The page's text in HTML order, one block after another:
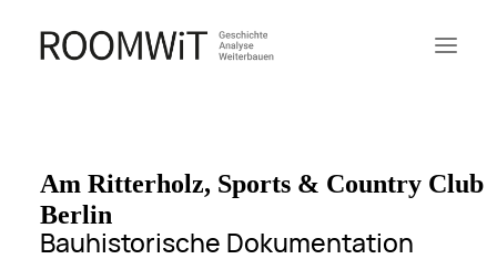
Leistungen
Am Ritterholz, Sports & Country Club
Berlin
Bauhistorische Dokumentation